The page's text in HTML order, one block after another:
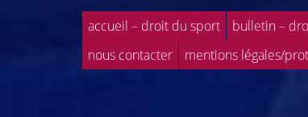
accueil – droit du sport bulletin –
nous contacter
mentions légales/